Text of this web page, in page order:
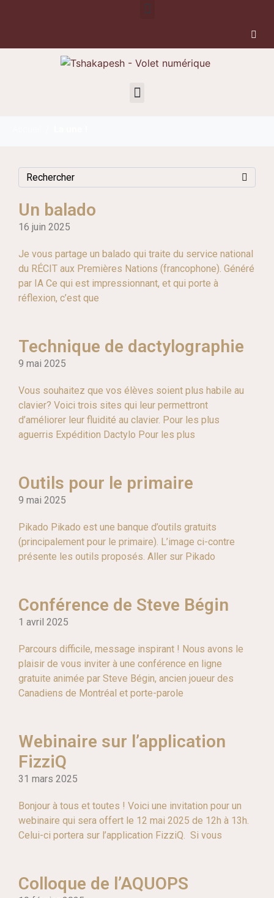
Un balado
16 juin 2025
Je vous partage un balado qui traite du service national
du RÉCIT aux Premières Nations (francophone). Généré
par IA Ce qui est impressionnant, et qui porte à
réflexion, c’est que
Technique de dactylographie
9 mai 2025
Vous souhaitez que vos élèves soient plus habile au
clavier? Voici trois sites qui leur permettront
d’améliorer leur fluidité au clavier. Pour les plus
aguerris Expédition Dactylo Pour les plus
Outils pour le primaire
9 mai 2025
Pikado Pikado est une banque d’outils gratuits
(principalement pour le primaire). L’image ci-contre
présente les outils proposés. Aller sur Pikado
Conférence de Steve Bégin
1 avril 2025
Parcours difficile, message inspirant ! Nous avons le
plaisir de vous inviter à une conférence en ligne
gratuite animée par Steve Bégin, ancien joueur des
Canadiens de Montréal et porte-parole
Webinaire sur l’application
FizziQ
31 mars 2025
Bonjour à tous et toutes ! Voici une invitation pour un
webinaire qui sera offert le 12 mai 2025 de 12h à 13h.
Celui-ci portera sur l’application FizziQ. Si vous
Colloque de l’AQUOPS